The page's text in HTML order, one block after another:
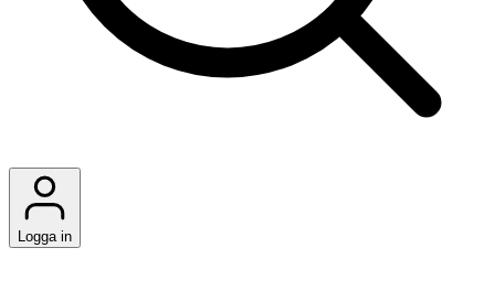
Logga in